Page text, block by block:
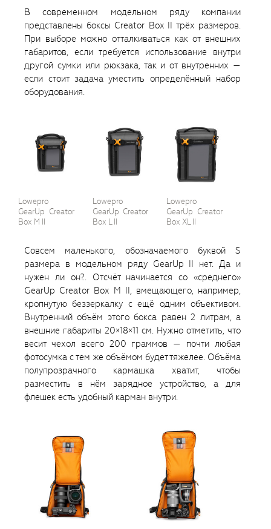
В современном модельном ряду компании
представлены боксы Creator Box II трёх размеров.
При выборе можно отталкиваться как от внешних
габаритов, если требуется использование внутри
другой сумки или рюкзака, так и от внутренних —
если стоит задача уместить определённый набор
оборудования.
Lowepro
GearUp Creator
Box M II
Lowepro
GearUp Creator
Box L II
Lowepro
GearUp Creator
Box XL II
Совсем маленького, обозначаемого буквой S
размера в модельном ряду GearUp II нет. Да и
нужен ли он?.. Отсчёт начинается со «среднего»
GearUp Creator Box M II, вмещающего, например,
кропнутую беззеркалку с ещё одним объективом.
Внутренний объём этого бокса равен 2 литрам, а
внешние габариты 20×18×11 см. Нужно отметить, что
весит чехол всего 200 граммов — почти любая
фотосумка с тем же объёмом будет тяжелее. Объёма
полупрозрачного кармашка хватит, чтобы
разместить в нём зарядное устройство, а для
флешек есть удобный карман внутри.